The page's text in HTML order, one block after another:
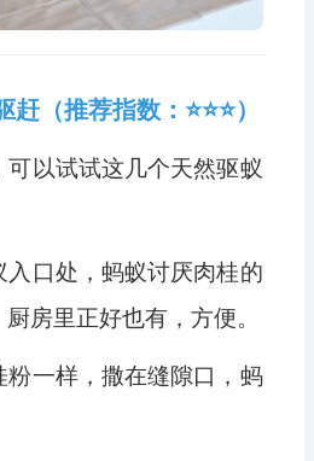
（推荐指数：⭐⭐⭐）
以试试这几个天然驱蚁
入口处，蚂蚁讨厌肉桂的
房里正好也有，方便。
粉一样，撒在缝隙口，蚂